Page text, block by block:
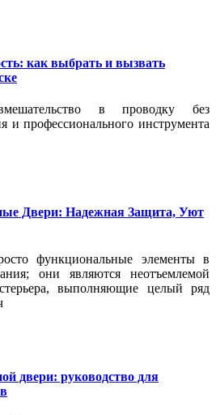
как выбрать и вызвать
в проводку без
и профессионального инструмента
Двери: Надежная Защита, Уют
функциональные элементы в
они являются неотъемлемой
выполняющие целый ряд
двери: руководство для